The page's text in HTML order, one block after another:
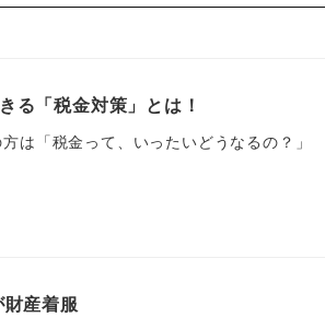
る「税金対策」とは！
は「税金って、いったいどうなるの？」
財産着服